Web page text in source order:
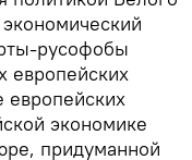
русофобы
европейских
европейских
экономике
придуманной